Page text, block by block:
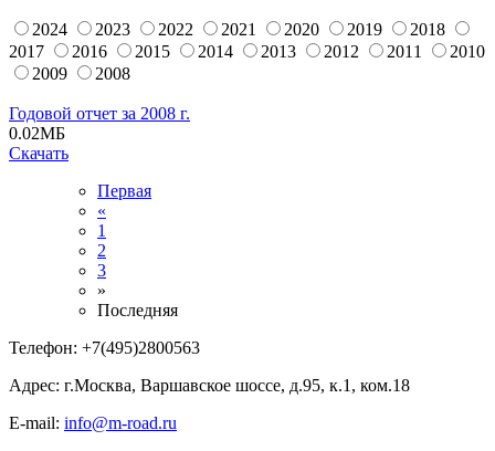
2024 2023 2022 2021 2020 2019
2018
2017
2016 2015 2014 2013 2012 2011
2010
2009
2008
Годовой отчет за 2008 г.
0.02МБ
Скачать
Первая
«
1
2
3
»
Последняя
Телефон: +7(495)2800563
Адрес: г.Москва, Варшавское шоссе, д.95, к.1, ком.18
E-mail: info@m-road.ru